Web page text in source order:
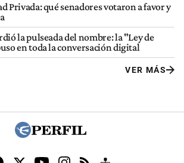
Privada: qué senadores votaron a favor y
la pulseada del nombre: la "Ley de
en toda la conversación digital
VER MÁS